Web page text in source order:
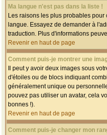
Ma langue n'est pas dans la liste !
Les raisons les plus probables
langue. Essayez de demander à
traduction. Plus d'informations
Revenir en haut de page
Comment puis-je montrer une
Il peut y avoir deux images sous
d'étoiles ou de blocs indiquant
généralement unique ou
pouvez pas utiliser un avatar, cela
bonnes !).
Revenir en haut de page
Comment puis-je changer mon